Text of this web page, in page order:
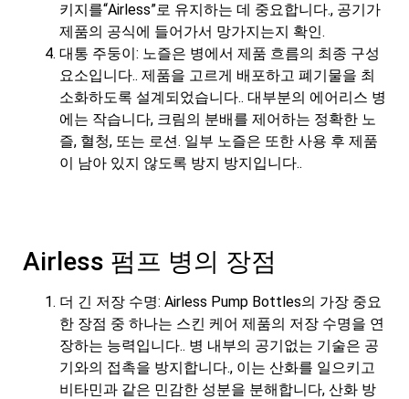
키지를“Airless”로 유지하는 데 중요합니다., 공기가
제품의 공식에 들어가서 망가지는지 확인.
대통 주둥이: 노즐은 병에서 제품 흐름의 최종 구성
요소입니다.. 제품을 고르게 배포하고 폐기물을 최
소화하도록 설계되었습니다.. 대부분의 에어리스 병
에는 작습니다, 크림의 분배를 제어하는 ​​정확한 노
즐, 혈청, 또는 로션. 일부 노즐은 또한 사용 후 제품
이 남아 있지 않도록 방지 방지입니다..
Airless 펌프 병의 장점
더 긴 저장 수명: Airless Pump Bottles의 가장 중요
한 장점 중 하나는 스킨 케어 제품의 저장 수명을 연
장하는 능력입니다.. 병 내부의 공기없는 기술은 공
기와의 접촉을 방지합니다., 이는 산화를 일으키고
비타민과 같은 민감한 성분을 분해합니다, 산화 방